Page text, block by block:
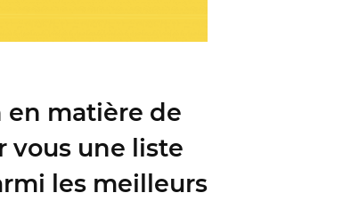
en matière de
vous une liste
les meilleurs